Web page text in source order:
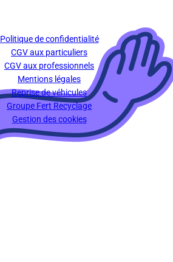
Politique de confidentialité
CGV aux particuliers
CGV aux professionnels
Mentions légales
Reprise de véhicules
Groupe Fert Recyclage
Gestion des cookies